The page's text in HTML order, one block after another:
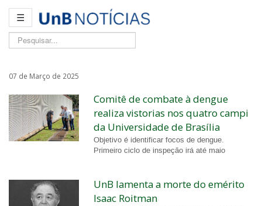
☰
Pesquisar...
07 de Março de 2025
Comitê de combate à dengue
realiza vistorias nos quatro campi
da Universidade de Brasília
Objetivo é identificar focos de dengue.
Primeiro ciclo de inspeção irá até maio
UnB lamenta a morte do emérito
Isaac Roitman